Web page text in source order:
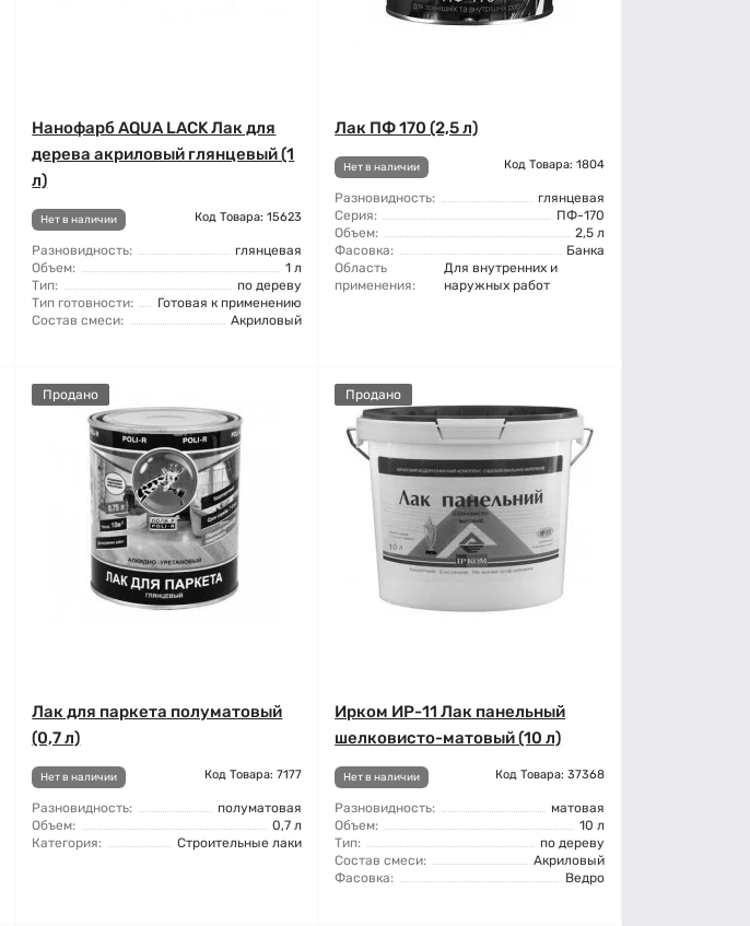
Нанофарб AQUA LACK Лак для
дерева акриловый глянцевый (1
л)
Нет в наличии Код Товара: 15623
Разновидность:
глянцевая
Объем:
1 л
Тип:
по дереву
Тип готовности:
Готовая к применению
Состав смеси:
Акриловый
Лак ПФ 170 (2,5 л)
Нет в наличии Код Товара: 1804
Разновидность:
глянцевая
Серия:
ПФ-170
Объем:
2,5 л
Фасовка:
Банка
Область
применения:
Для внутренних и
наружных работ
Продано
Лак для паркета полуматовый
(0,7 л)
Нет в наличии Код Товара: 7177
Разновидность:
полуматовая
Объем:
0,7 л
Категория:
Строительные лаки
Продано
Ирком ИР-11 Лак панельный
шелковисто-матовый (10 л)
Нет в наличии Код Товара: 37368
Разновидность:
матовая
Объем:
10 л
Тип:
по дереву
Состав смеси:
Акриловый
Фасовка:
Ведро